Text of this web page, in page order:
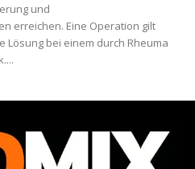
und
erreichen. Eine Operation gilt
bei einem durch Rheuma